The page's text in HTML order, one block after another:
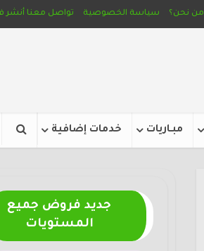
من نحن؟ سياسة الخصوصية تواصل معنا أنشر
مبـاريات خدمات إضافية
جديد فروض جميع
المستويات